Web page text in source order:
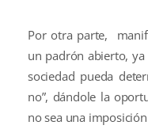
Por otra parte,
un padrón abierto,
sociedad pueda
no”, dándole la
no sea una